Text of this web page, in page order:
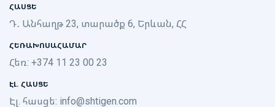
ՀԱՍՑԵ
Դ․ Անհաղթ 23, տարածք 6, Երևան, ՀՀ
ՀԵՌԱԽՈՍԱՀԱՄԱՐ
Հեռ: +374 11 23 00 23
ԷԼ. ՀԱՍՑԵ
Էլ. հասցե: info@shtigen.com